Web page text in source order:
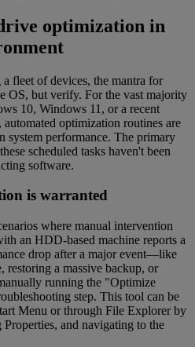
optimization in
fleet of devices, the mantra for
OS, but verify. For the vast majority
10, Windows 11, or a recent
optimization routines are
system performance. The primary
scheduled tasks haven't been
software.
is warranted
where manual intervention
an HDD-based machine reports a
drop after a major event—like
restoring a massive backup, or
running the "Optimize
step. This tool can be
Menu or through File Explorer by
and navigating to the